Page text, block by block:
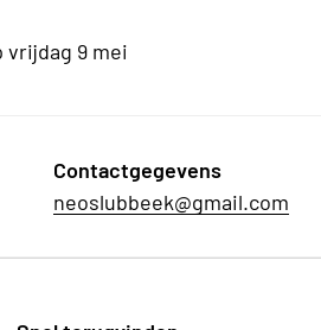
vrijdag 9 mei
Contactgegevens
neoslubbeek@gmail.com